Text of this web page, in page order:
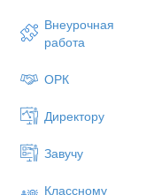
Внеурочная
работа
ОРК
Директору
Завучу
Классному